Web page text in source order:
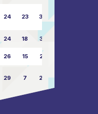
24 23 36:75
24 18 35:82
26 15 25:82
29 7 23:87